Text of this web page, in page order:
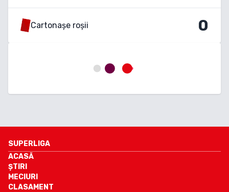
Cartonașe roșii 0
SUPERLIGA
ACASĂ
ȘTIRI
MECIURI
CLASAMENT